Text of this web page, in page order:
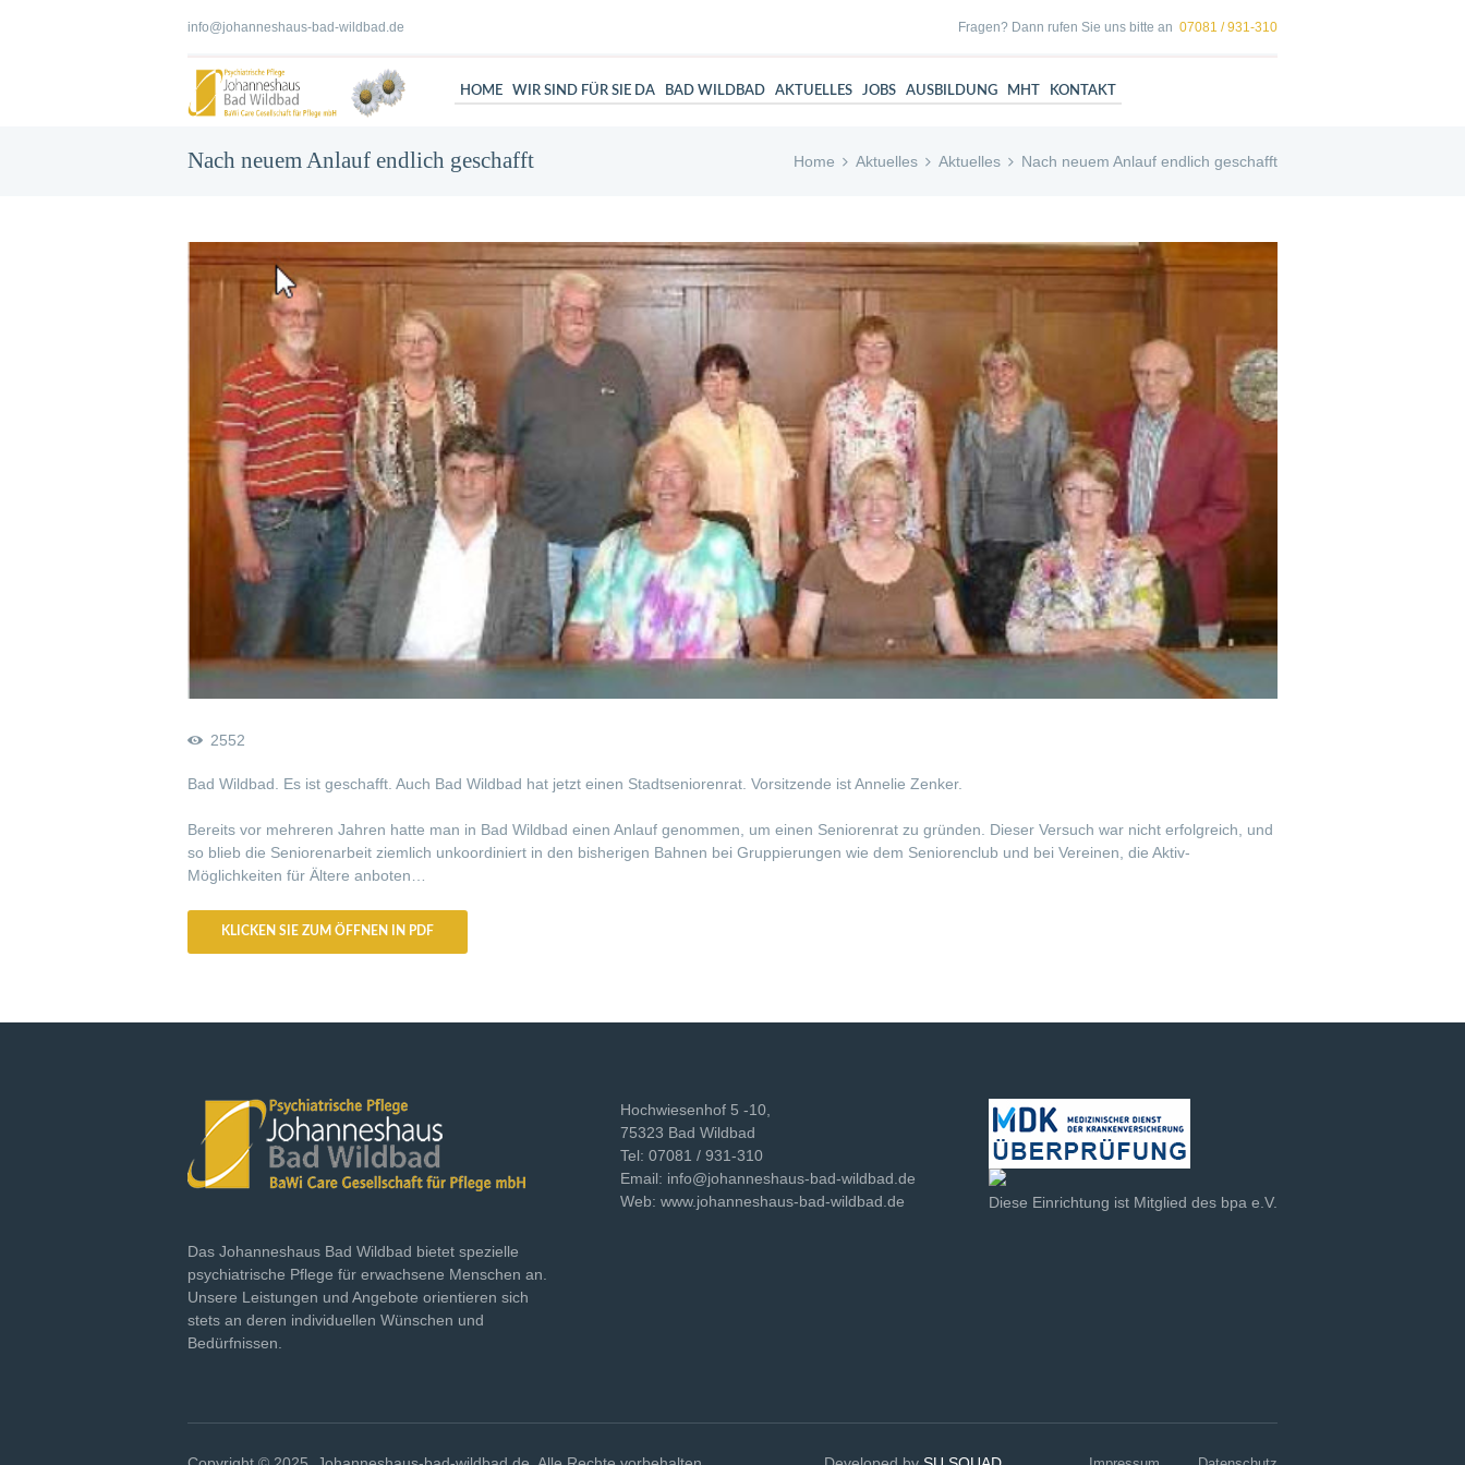
info@johanneshaus-bad-wildbad.de Fragen? Dann rufen Sie uns bitte an 07081 / 931-310
HOME WIR SIND FÜR SIE DA BAD WILDBAD AKTUELLES JOBS AUSBILDUNG MHT KONTAKT
Nach neuem Anlauf endlich geschafft Home Aktuelles Aktuelles Nach neuem Anlauf endlich geschafft
2552
Bad Wildbad. Es ist geschafft. Auch Bad Wildbad hat jetzt einen Stadtseniorenrat. Vorsitzende ist Annelie Zenker.
Bereits vor mehreren Jahren hatte man in Bad Wildbad einen Anlauf genommen, um einen Seniorenrat zu gründen. Dieser Versuch war nicht erfolgreich, und
so blieb die Seniorenarbeit ziemlich unkoordiniert in den bisherigen Bahnen bei Gruppierungen wie dem Seniorenclub und bei Vereinen, die Aktiv-
Möglichkeiten für Ältere anboten…
KLICKEN SIE ZUM ÖFFNEN IN PDF
Das Johanneshaus Bad Wildbad bietet spezielle
psychiatrische Pflege für erwachsene Menschen an.
Unsere Leistungen und Angebote orientieren sich
stets an deren individuellen Wünschen und
Bedürfnissen.
Hochwiesenhof 5 -10,
75323 Bad Wildbad
Tel: 07081 / 931-310
Email: info@johanneshaus-bad-wildbad.de
Web: www.johanneshaus-bad-wildbad.de
Diese Einrichtung ist Mitglied des bpa e.V.